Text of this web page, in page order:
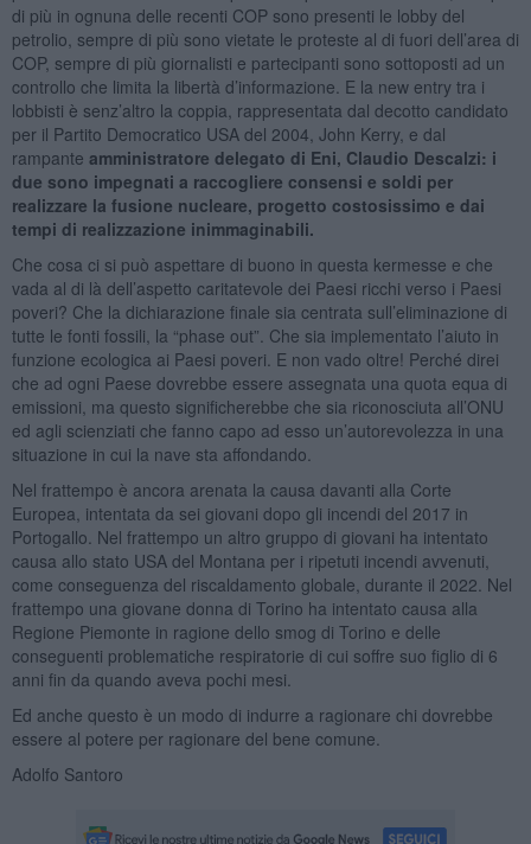
di più in ognuna delle recenti COP sono presenti le lobby del
petrolio, sempre di più sono vietate le proteste al di fuori dell’area di
COP, sempre di più giornalisti e partecipanti sono sottoposti ad un
controllo che limita la libertà d’informazione. E la new entry tra i
lobbisti è senz’altro la coppia, rappresentata dal decotto candidato
per il Partito Democratico USA del 2004, John Kerry, e dal
rampante amministratore delegato di Eni, Claudio Descalzi: i
due sono impegnati a raccogliere consensi e soldi per
realizzare la fusione nucleare, progetto costosissimo e dai
tempi di realizzazione inimmaginabili.
Che cosa ci si può aspettare di buono in questa kermesse e che
vada al di là dell’aspetto caritatevole dei Paesi ricchi verso i Paesi
poveri? Che la dichiarazione finale sia centrata sull’eliminazione di
tutte le fonti fossili, la “phase out”. Che sia implementato l’aiuto in
funzione ecologica ai Paesi poveri. E non vado oltre! Perché direi
che ad ogni Paese dovrebbe essere assegnata una quota equa di
emissioni, ma questo significherebbe che sia riconosciuta all’ONU
ed agli scienziati che fanno capo ad esso un’autorevolezza in una
situazione in cui la nave sta affondando.
Nel frattempo è ancora arenata la causa davanti alla Corte
Europea, intentata da sei giovani dopo gli incendi del 2017 in
Portogallo. Nel frattempo un altro gruppo di giovani ha intentato
causa allo stato USA del Montana per i ripetuti incendi avvenuti,
come conseguenza del riscaldamento globale, durante il 2022. Nel
frattempo una giovane donna di Torino ha intentato causa alla
Regione Piemonte in ragione dello smog di Torino e delle
conseguenti problematiche respiratorie di cui soffre suo figlio di 6
anni fin da quando aveva pochi mesi.
Ed anche questo è un modo di indurre a ragionare chi dovrebbe
essere al potere per ragionare del bene comune.
Adolfo Santoro